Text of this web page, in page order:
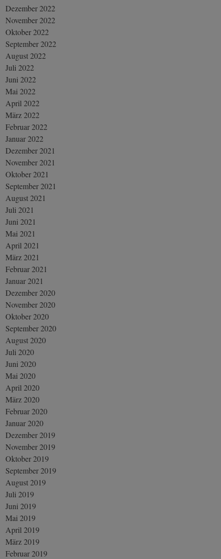
Dezember 2022
November 2022
Oktober 2022
September 2022
August 2022
Juli 2022
Juni 2022
Mai 2022
April 2022
März 2022
Februar 2022
Januar 2022
Dezember 2021
November 2021
Oktober 2021
September 2021
August 2021
Juli 2021
Juni 2021
Mai 2021
April 2021
März 2021
Februar 2021
Januar 2021
Dezember 2020
November 2020
Oktober 2020
September 2020
August 2020
Juli 2020
Juni 2020
Mai 2020
April 2020
März 2020
Februar 2020
Januar 2020
Dezember 2019
November 2019
Oktober 2019
September 2019
August 2019
Juli 2019
Juni 2019
Mai 2019
April 2019
März 2019
Februar 2019